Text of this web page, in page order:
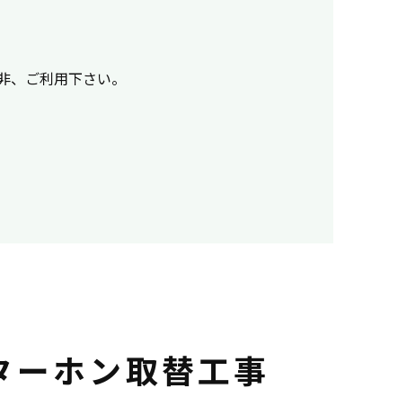
ご利用下さい。
ホン取替工事